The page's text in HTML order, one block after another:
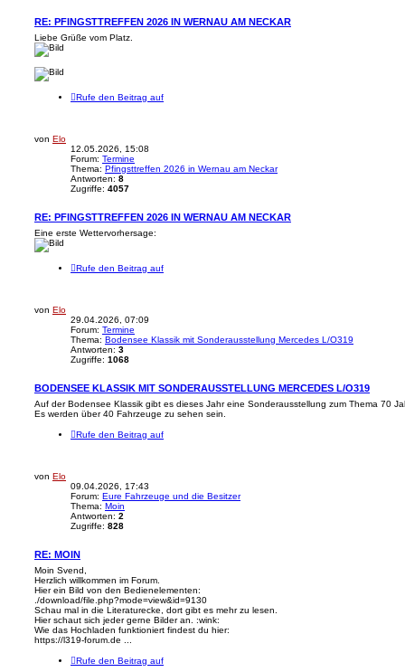
RE: PFINGSTTREFFEN 2026 IN WERNAU AM NECKAR
Liebe Grüße vom Platz.
Rufe den Beitrag auf
von Elo
12.05.2026, 15:08
Forum: Termine
Thema: Pfingsttreffen 2026 in Wernau am Neckar
Antworten: 8
Zugriffe: 4057
RE: PFINGSTTREFFEN 2026 IN WERNAU AM NECKAR
Eine erste Wettervorhersage:
Rufe den Beitrag auf
von Elo
29.04.2026, 07:09
Forum: Termine
Thema: Bodensee Klassik mit Sonderausstellung Mercedes L/O319
Antworten: 3
Zugriffe: 1068
BODENSEE KLASSIK MIT SONDERAUSSTELLUNG MERCEDES L/O319
Auf der Bodensee Klassik gibt es dieses Jahr eine Sonderausstellung zum Thema 70
Es werden über 40 Fahrzeuge zu sehen sein.
Rufe den Beitrag auf
von Elo
09.04.2026, 17:43
Forum: Eure Fahrzeuge und die Besitzer
Thema: Moin
Antworten: 2
Zugriffe: 828
RE: MOIN
Moin Svend,
Herzlich willkommen im Forum.
Hier ein Bild von den Bedienelementen:
./download/file.php?mode=view&id=9130
Schau mal in die Literaturecke, dort gibt es mehr zu lesen.
Hier schaut sich jeder gerne Bilder an. :wink:
Wie das Hochladen funktioniert findest du hier:
https://l319-forum.de ...
Rufe den Beitrag auf